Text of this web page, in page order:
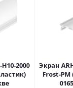
2000
Экран
Frost-